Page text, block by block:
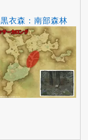
黒衣森：南部森林